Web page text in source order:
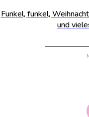
Funkel, funkel,
und